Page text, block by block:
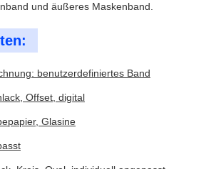
und äußeres Maskenband.
benutzerdefiniertes Band
Offset, digital
Glasine